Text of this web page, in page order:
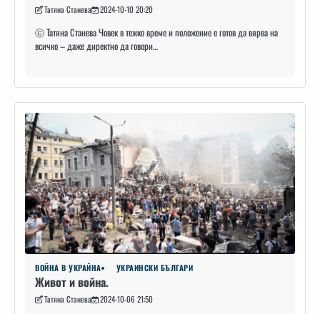
Татяна Станева 2024-10-10 20:20
ⓒ Татяна Станева Човек в тежко време и положение е готов да вярва на
всичко – даже директно да говори…
ВОЙНА В УКРАЙНА УКРАИНСКИ БЪЛГАРИ
Живот и война.
Татяна Станева 2024-10-06 21:50